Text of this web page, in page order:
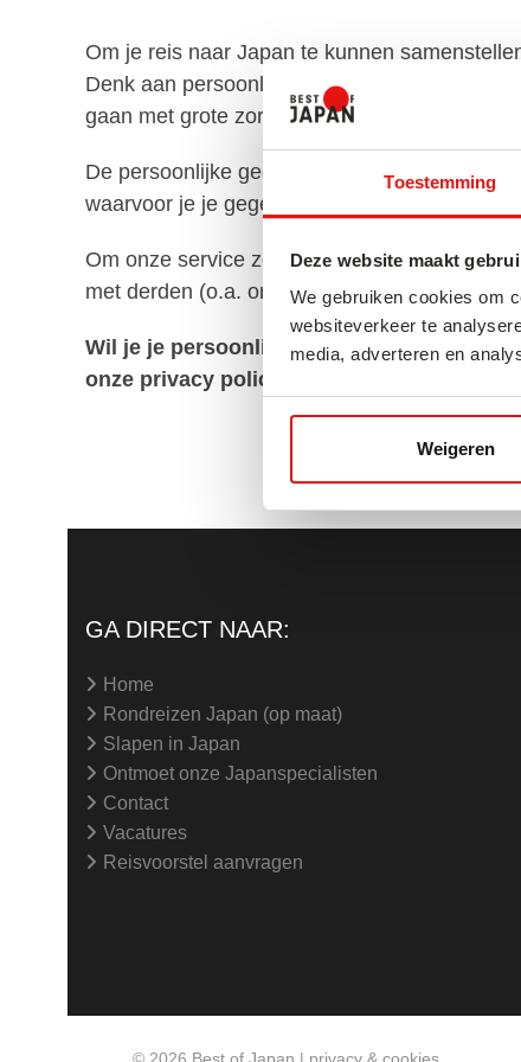
Toestemming
Deze website maakt
We gebruiken cookies om
websiteverkeer te
media, adverteren en
Weigeren
Om je reis naar Japan te kunnen
Denk aan persoonlijke informatie als je naam
gaan met grote zorg met deze gegevens om.
De persoonlijke gegevens die je met ons
waarvoor je je gegevens hebt ingevuld.
Om onze service zo goed mogelijk te leveren
met derden (o.a. onze lokale partners).
Wil je je persoonlijke gegevens inzien,
onze privacy policy, stuur dan een mailtje
GA DIRECT NAAR:
Home
Rondreizen Japan (op maat)
Slapen in Japan
Ontmoet onze Japanspecialisten
Contact
Vacatures
Reisvoorstel aanvragen